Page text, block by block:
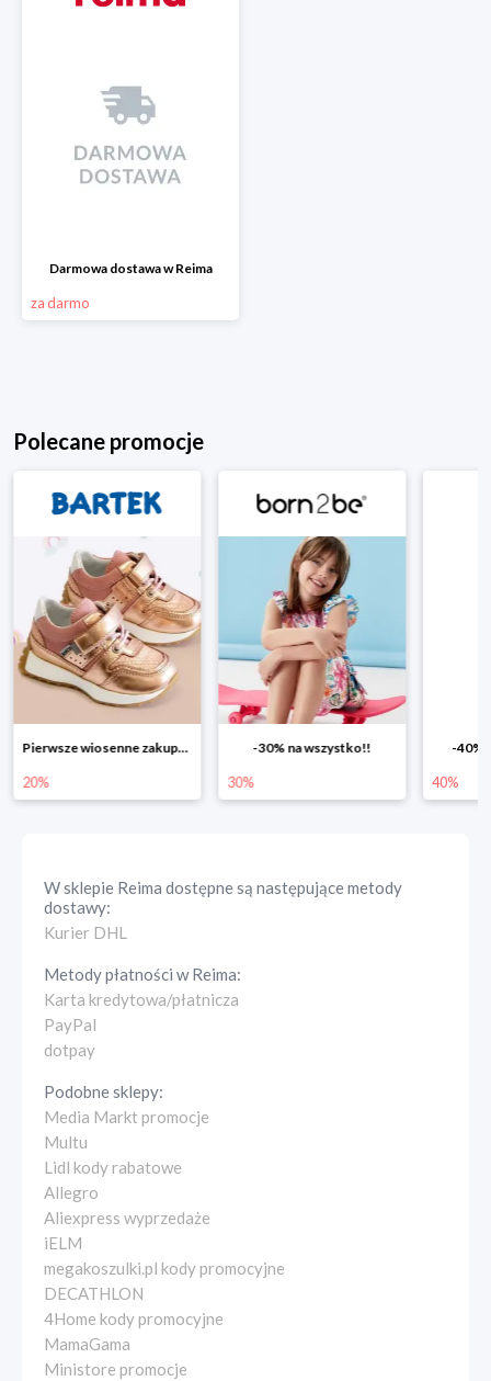
Darmowa dostawa w Reima
za darmo
Polecane promocje
Pierwsze wiosenne zakupy -20%
20%
-30% na wszystko!!
30%
-40%
40%
W sklepie Reima dostępne są następujące metody
dostawy:
Kurier DHL
Metody płatności wReima:
Karta kredytowa/płatnicza
PayPal
dotpay
Podobne sklepy:
Media Markt promocje
Multu
Lidl kody rabatowe
Allegro
Aliexpress wyprzedaże
iELM
megakoszulki.pl kody promocyjne
DECATHLON
4Home kody promocyjne
MamaGama
Ministore promocje